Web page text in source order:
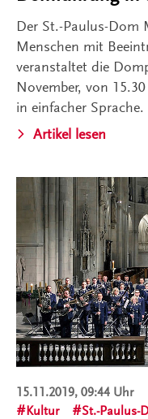
Der St.-Paulus-Dom
Menschen mit
veranstaltet die
November, von
in einfacher Sprache.
Artikel lesen
15.11.2019, 09:44 Uhr
Kultur
St.-Paulus-